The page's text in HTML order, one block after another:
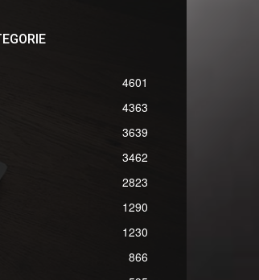
4601
4363
3639
3462
2823
1290
1230
866